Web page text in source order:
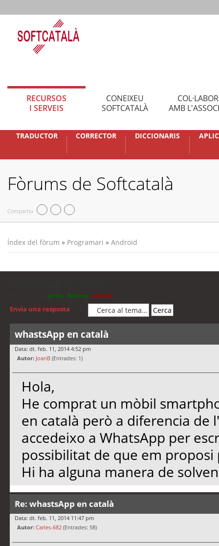
RECURSOS
I SERVEIS
CONEIXEU
SOFTCATALÀ
AMB
TRADUCTOR CORRECTOR DICCIONARIS
Fòrums de Softcatalà
Compartiu
Índex del fòrum » Programari » Android
jordis Andreu cubells
Envia una resposta
whastsApp en català
Data: dt. feb. 11, 2014 4:52 pm
Autor: JoanB (Entrades: 1)
Hola,
He comprat un mòbil
en català però a diferencia
accedeixo a WhatsApp per
possibilitat de que em proposi
Hi ha alguna manera de
Re: whastsApp en català
Data: dt. feb. 11, 2014 11:47 pm
Autor: Carles-682 (Entrades: 58)